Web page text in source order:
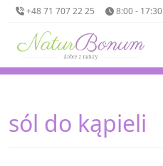
+48 71 707 22 25 8:00 - 17:30
sól do kąpieli